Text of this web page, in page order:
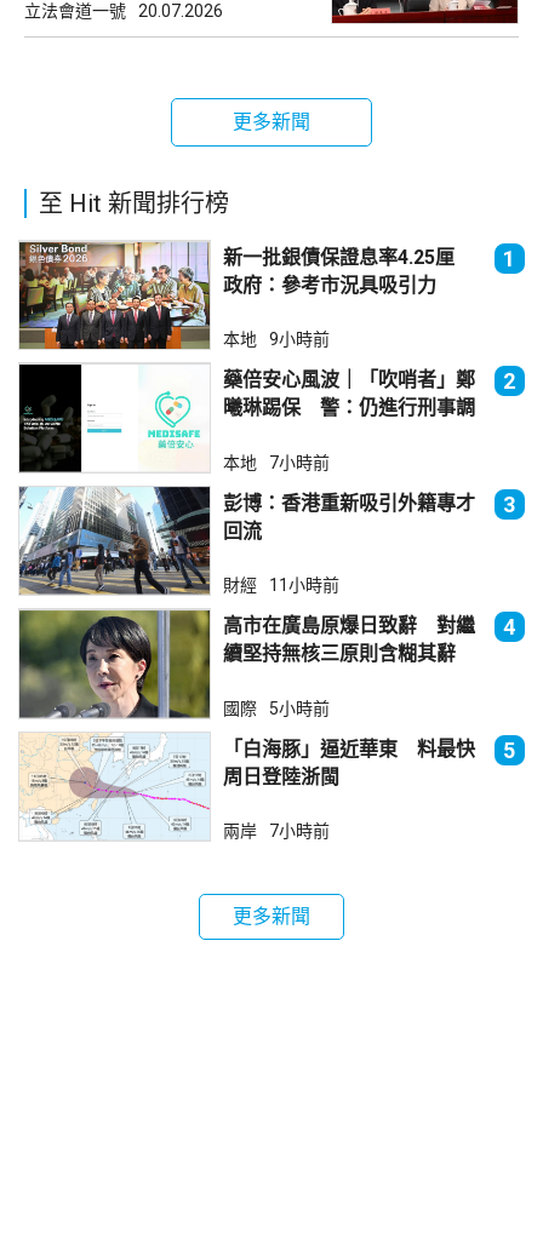
立法會道一號 20.07.2026
更多新聞
至 Hit 新聞排行榜
新一批銀債保證息率4.25厘
政府：參考市況具吸引力
1
本地 9小時前
藥倍安心風波｜「吹哨者」鄭
曦琳踢保 警：仍進行刑事調
2
本地 7小時前
彭博：香港重新吸引外籍專才
回流
3
財經 11小時前
高市在廣島原爆日致辭 對繼
續堅持無核三原則含糊其辭
4
國際 5小時前
「白海豚」逼近華東 料最快
周日登陸浙閩
5
兩岸 7小時前
更多新聞